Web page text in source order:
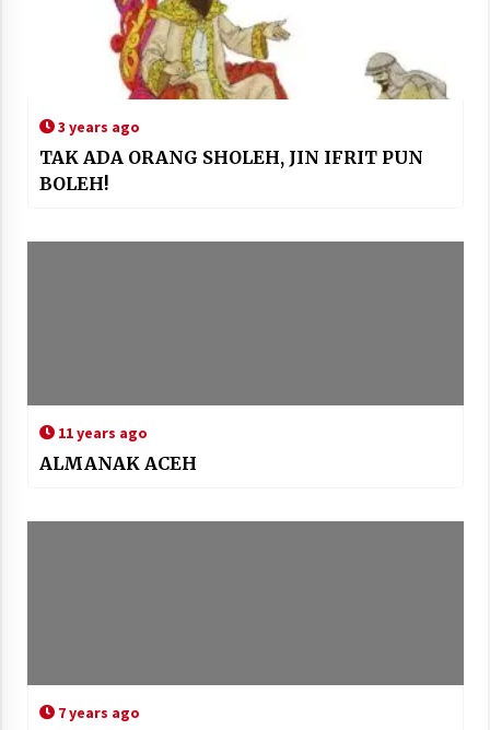
3 years ago
TAK ADA ORANG SHOLEH, JIN IFRIT PUN
BOLEH!
11 years ago
ALMANAK ACEH
7 years ago